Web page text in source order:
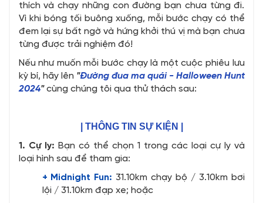
thích và chạy những con đường bạn chưa từng đi.
Vì khi bóng tối buông xuống, mỗi bước chạy có thể
đem lại sự bất ngờ và hứng khởi thú vị mà bạn chưa
từng được trải nghiệm đó!
Nếu như muốn mỗi bước chạy là một cuộc phiêu lưu
kỳ bí, hãy lên "Đường đua ma quái - Halloween Hunt
2024"cùng chúng tôi qua thử thách sau:
| THÔNG TIN SỰ KIỆN |
1. Cự ly: Bạn có thể chọn 1 trong các loại cự ly và
loại hình sau để tham gia:
+ Midnight Fun: 31.10km chạy bộ / 3.10km bơi
lội / 31.10km đạp xe; hoặc